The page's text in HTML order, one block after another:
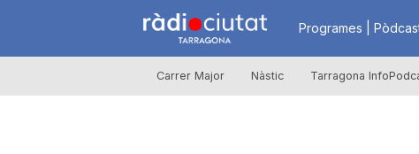
R
à
Programes |
Carrer Major Nàstic Tarragona